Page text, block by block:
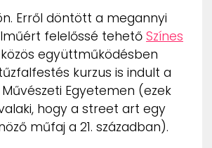
ZENE
MÉDIAAJÁNLAT
IMPRESSZUM
PR-ARCHÍVUM
ADATKEZELÉSI TÁJÉKOZTATÓ
Erről döntött a megannyi
felelőssé tehető Színes
közös együttműködésben
kurzus is indult a
Egyetemen (ezek
hogy a street art egy
műfaj a 21. században).